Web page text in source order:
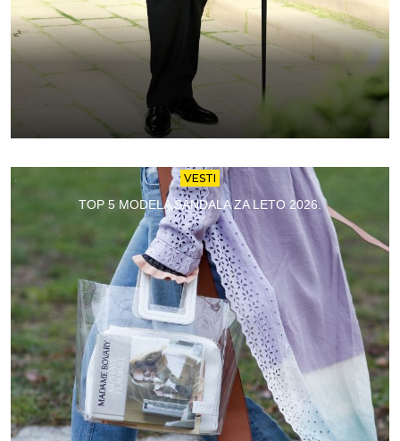
VESTI
TOP 5 MODELA SANDALA ZA LETO 2026.